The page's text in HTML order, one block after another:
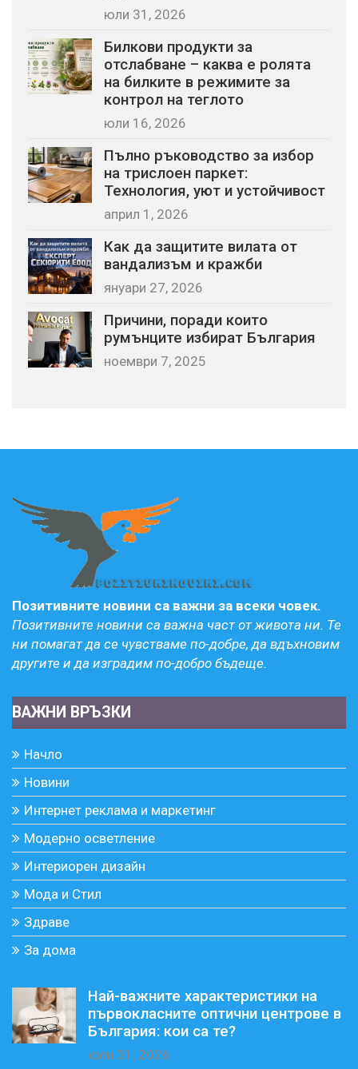
юли 31, 2026
Билкови продукти за
отслабване – каква е ролята
на билките в режимите за
контрол на теглото
юли 16, 2026
Пълно ръководство за избор
на трислоен паркет:
Технология, уют и устойчивост
април 1, 2026
Как да защитите вилата от
вандализъм и кражби
януари 27, 2026
Причини, поради които
румънците избират България
ноември 7, 2025
Позитивните новини са важни за всеки човек.
Позитивните новини са важна част от живота ни. Те
ни помагат да се чувстваме по-добре, да вдъхновим
другите и да изградим по-добро бъдеще.
ВАЖНИ ВРЪЗКИ
Начло
Новини
Интернет реклама и маркетинг
Модерно осветление
Интериорен дизайн
Мода и Стил
Здраве
За дома
Най-важните характеристики на
първокласните оптични центрове в
България: кои са те?
юли 31, 2026